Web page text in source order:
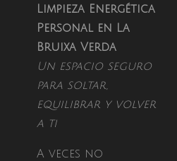
Limpieza Energética
Personal en La
Bruixa Verda
Un espacio seguro
para soltar,
equilibrar y volver
a ti
A veces no